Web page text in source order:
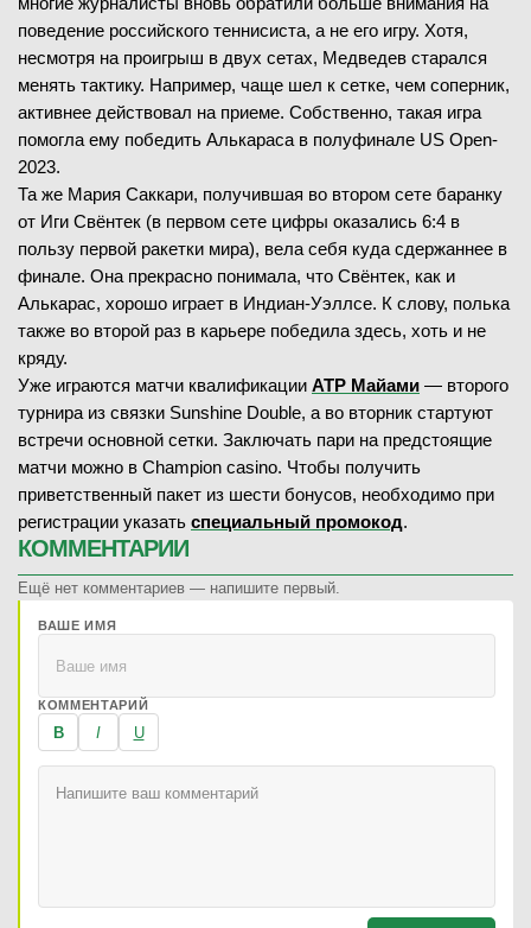
поведение российского теннисиста, а не его игру. Хотя,
несмотря на проигрыш в двух сетах, Медведев старался
менять тактику. Например, чаще шел к сетке, чем соперник,
активнее действовал на приеме. Собственно, такая игра
помогла ему победить Алькараса в полуфинале US Open-
2023.
Та же Мария Саккари, получившая во втором сете баранку
от Иги Свёнтек (в первом сете цифры оказались 6:4 в
пользу первой ракетки мира), вела себя куда сдержаннее в
финале. Она прекрасно понимала, что Свёнтек, как и
Алькарас, хорошо играет в Индиан-Уэллсе. К слову, полька
также во второй раз в карьере победила здесь, хоть и не
кряду.
Уже играются матчи квалификации ATP Майами — второго
турнира из связки Sunshine Double, а во вторник стартуют
встречи основной сетки. Заключать пари на предстоящие
матчи можно в Champion casino. Чтобы получить
приветственный пакет из шести бонусов, необходимо при
регистрации указать специальный промокод.
КОММЕНТАРИИ
Ещё нет комментариев — напишите первый.
ВАШЕ ИМЯ
КОММЕНТАРИЙ
B I U